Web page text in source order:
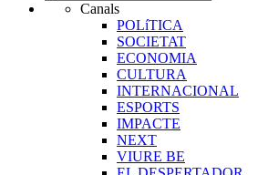
Canals
POLíTICA
SOCIETAT
ECONOMIA
CULTURA
INTERNACIONAL
ESPORTS
IMPACTE
NEXT
VIURE BE